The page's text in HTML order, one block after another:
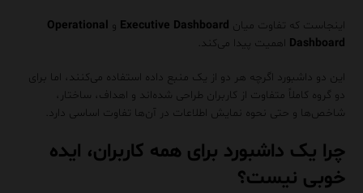
اینجاست که تفاوت میان Executive Dashboard و Operational
Dashboard اهمیت پیدا می‌کند.
این دو داشبورد اگرچه هر دو از یک منبع داده استفاده می‌کنند، اما برای
دو گروه کاملاً متفاوت از کاربران طراحی شده‌اند و اهداف، ساختار،
شاخص‌ها و حتی نحوه نمایش اطلاعات در آن‌ها تفاوت اساسی دارد.
چرا یک داشبورد برای همه کاربران، ایده
خوبی نیست؟